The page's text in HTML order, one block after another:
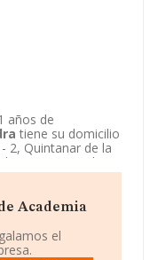
años de
tiene su domicilio
2, Quintanar de la
CNAE principal
Academia La
Academia
el